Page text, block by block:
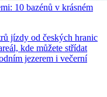
10 bazénů v krásném
jízdy od českých hranic
kde můžete střídat
jezerem i večerní